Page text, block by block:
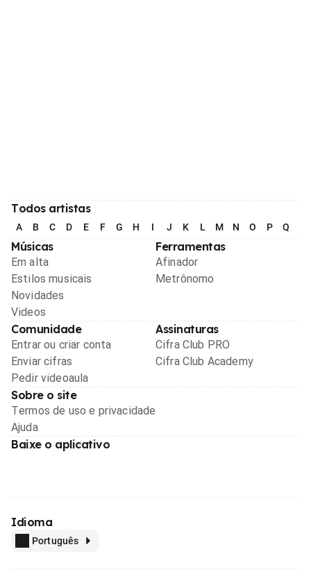
Todos artistas
A B C D E F G H I J K L M N O P Q
Músicas
Em alta
Estilos musicais
Novidades
Videos
Ferramentas
Afinador
Metrônomo
Comunidade
Entrar ou criar conta
Enviar cifras
Pedir videoaula
Assinaturas
Cifra Club PRO
Cifra Club Academy
Sobre o site
Termos de uso e privacidade
Ajuda
Baixe o aplicativo
Idioma
Português